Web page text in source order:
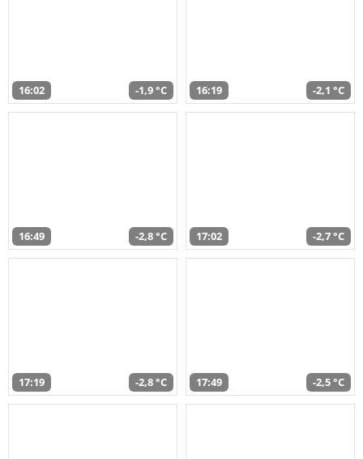
16:02 -1,9 °C 16:19 -2,1 °C
16:49 -2,8 °C 17:02 -2,7 °C
17:19 -2,8 °C 17:49 -2,5 °C